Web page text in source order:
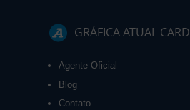
GRÁFICA ATUAL CARD
Agente Oficial
Blog
Contato